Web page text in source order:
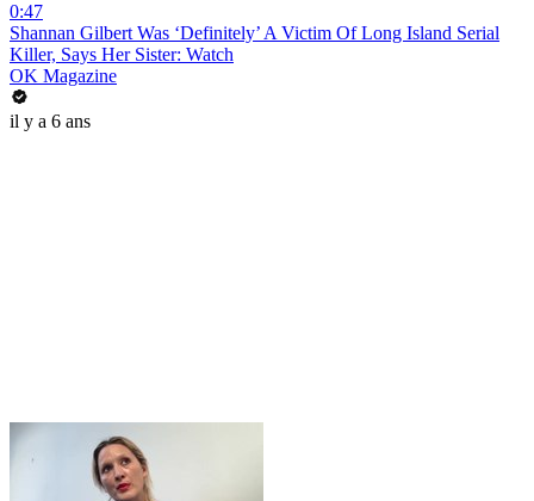
0:47
Shannan Gilbert Was ‘Definitely’ A Victim Of Long Island Serial
Killer, Says Her Sister: Watch
OK Magazine
il y a 6 ans